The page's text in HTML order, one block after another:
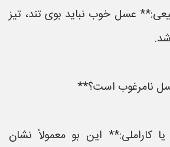
عسل خوب نباید بوی تند، تیز
نامرغوب است؟**
این بو معمولاً نشان